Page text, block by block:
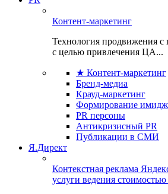
Контент-маркетинг
Технология продвижения
с целью привлечения ЦА...
★ Контент-маркетинг
Бренд-медиа
Крауд-маркетинг
Формирование
PR персоны
Антикризисный PR
Публикации в СМИ
Я.Директ
Контекстная реклама
услуги ведения